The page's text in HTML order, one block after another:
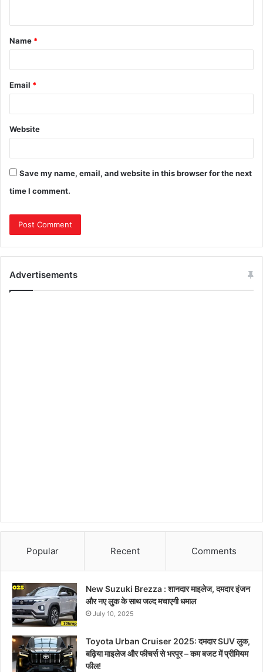
Name *
Email *
Website
Save my name, email, and website in this browser for the next
time I comment.
Advertisements
Popular Recent Comments
New Suzuki Brezza : शानदार माइलेज, दमदार इंजन
और नए लुक के साथ जल्द मचाएगी धमाल
July 10, 2025
Toyota Urban Cruiser 2025: दमदार SUV लुक,
बढ़िया माइलेज और फीचर्स से भरपूर – कम बजट में प्रीमियम
फील!